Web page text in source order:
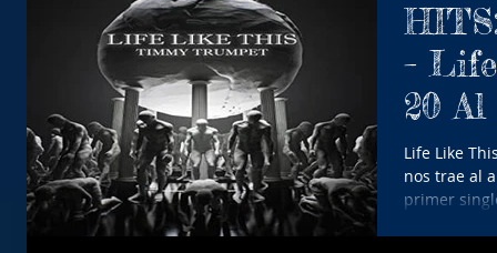
– Life
20 Al
2023)
Life Like
nos trae al
primer